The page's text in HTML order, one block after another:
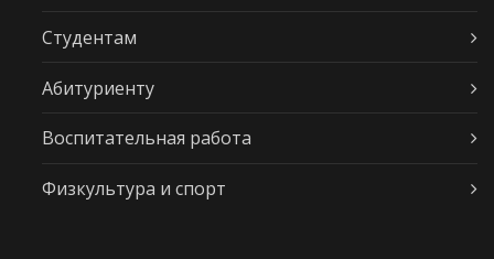
Студентам
Абитуриенту
Воспитательная работа
Физкультура и спорт